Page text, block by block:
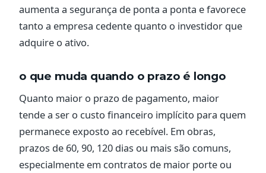
aumenta a segurança de ponta a ponta e favorece
tanto a empresa cedente quanto o investidor que
adquire o ativo.
o que muda quando o prazo é longo
Quanto maior o prazo de pagamento, maior
tende a ser o custo financeiro implícito para quem
permanece exposto ao recebível. Em obras,
prazos de 60, 90, 120 dias ou mais são comuns,
especialmente em contratos de maior porte ou